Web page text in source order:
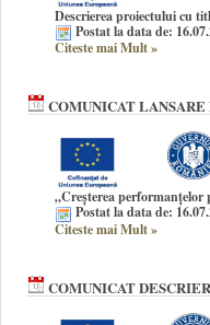
Descrierea proiectului cu
Postat la data de:
Citeste mai Mult»
COMUNICAT
„Creșterea
Postat la data de:
Citeste mai Mult»
COMUNICAT